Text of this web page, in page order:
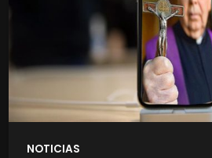
NOTICIAS